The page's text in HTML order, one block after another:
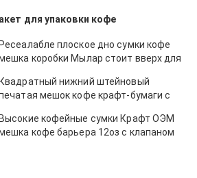
для упаковки кофе
Ресеалабле плоское дно сумки кофе
коробки Мылар стоит вверх для
Квадратный нижний штейновый
мешок кофе крафт-бумаги с
Высокие кофейные сумки Крафт ОЭМ
кофе барьера 12оз с клапаном